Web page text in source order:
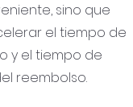
sino que
el tiempo de
y el tiempo de
reembolso.